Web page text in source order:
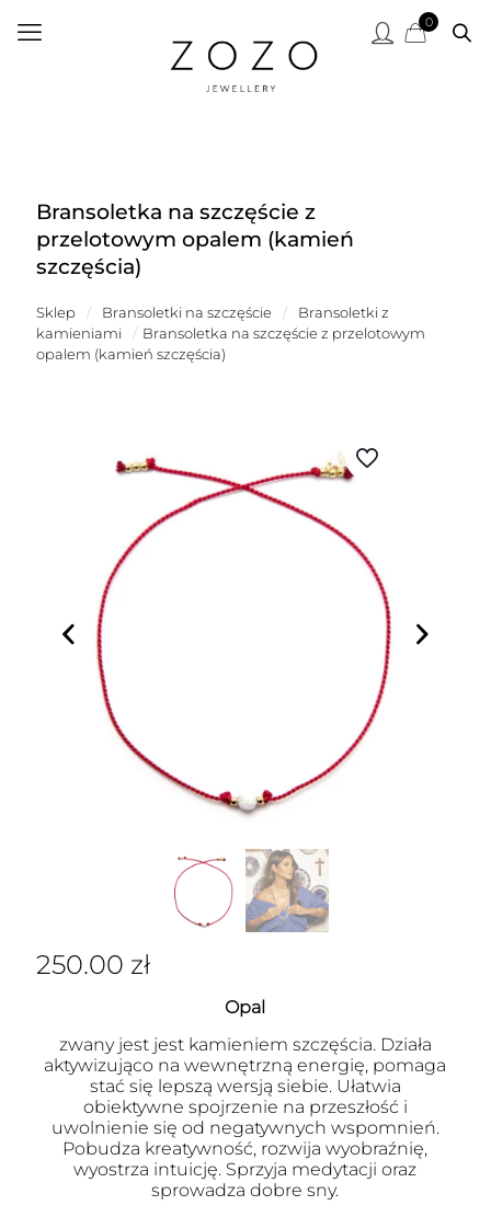
0
Bransoletka na szczęście z
przelotowym opalem (kamień
szczęścia)
Sklep / Bransoletki na szczęście /
Bransoletki z
kamieniami
/ Bransoletka na szczęście z przelotowym
opalem (kamień szczęścia)
250.00 zł
Opal
zwany jest jest kamieniem szczęścia. Działa
aktywizująco na wewnętrzną energię, pomaga
stać się lepszą wersją siebie. Ułatwia
obiektywne spojrzenie na przeszłość i
uwolnienie się od negatywnych wspomnień.
Pobudza kreatywność, rozwija wyobraźnię,
wyostrza intuicję. Sprzyja medytacji oraz
sprowadza dobre sny.